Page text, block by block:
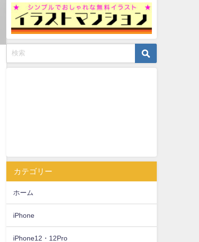
カテゴリー
ホーム
iPhone
iPhone12・12Pro